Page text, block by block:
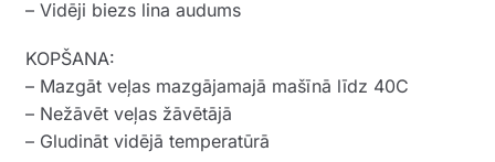
– Vidēji biezs lina audums
KOPŠANA:
– Mazgāt veļas mazgājamajā mašīnā līdz 40C
– Nežāvēt veļas žāvētājā
– Gludināt vidējā temperatūrā